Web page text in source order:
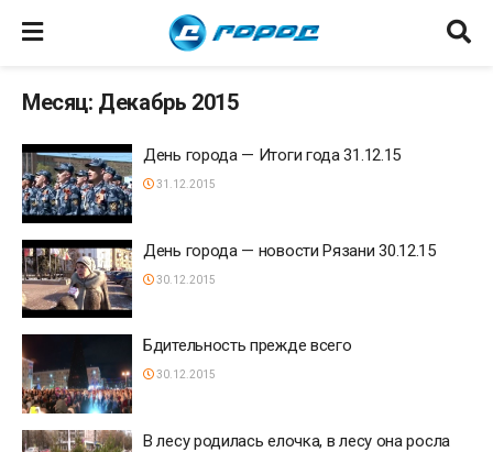
Месяц: Декабрь 2015
День города — Итоги года 31.12.15
31.12.2015
День города — новости Рязани 30.12.15
30.12.2015
Бдительность прежде всего
30.12.2015
В лесу родилась елочка, в лесу она росла